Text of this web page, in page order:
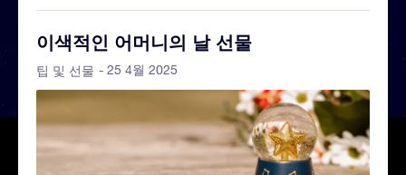
이색적인 어머니의 날 선물
팁 및 선물 - 25 4월 2025